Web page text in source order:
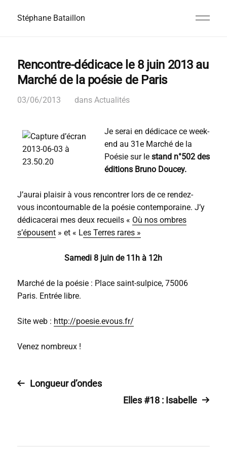
Stéphane Bataillon
Rencontre-dédicace le 8 juin 2013 au
Marché de la poésie de Paris
03/06/2013 dans Actualités
Je serai en dédicace ce week-
end au 31e Marché de la
Poésie sur lestand n°502 des
éditions Bruno Doucey.
J’aurai plaisir à vous rencontrer lors de ce rendez-
vous incontournable de la poésie contemporaine. J’y
dédicacerai mes deux recueils « Où nos ombres
s’épousent» et « Les Terres rares »
Samedi 8 juin de 11h à 12h
Marché de la poésie : Place saint-sulpice, 75006
Paris. Entrée libre.
Site web : http://poesie.evous.fr/
Venez nombreux !
Longueur d’ondes
Elles #18 : Isabelle